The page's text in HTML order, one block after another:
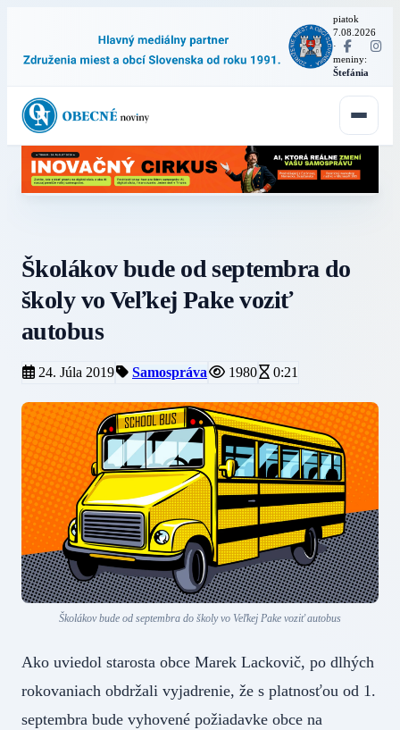
piatok
7.08.2026
·
meniny:
Štefánia
Školákov bude od septembra do
školy vo Veľkej Pake voziť
autobus
24. Júla 2019 Samospráva 1980 0:21
Školákov bude od septembra do školy vo Veľkej Pake voziť autobus
Ako uviedol starosta obce Marek Lackovič, po dlhých
rokovaniach obdržali vyjadrenie, že s platnosťou od 1.
septembra bude vyhovené požiadavke obce na